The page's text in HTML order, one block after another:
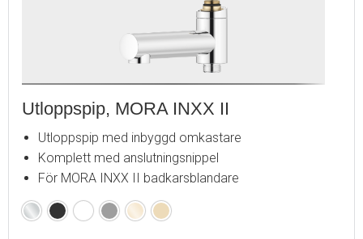
Utloppspip, MORA INXX II
Utloppspip med inbyggd omkastare
Komplett med anslutningsnippel
För MORA INXX II badkarsblandare
KromMattsvart
MattvitMattgråPoleradBorstad